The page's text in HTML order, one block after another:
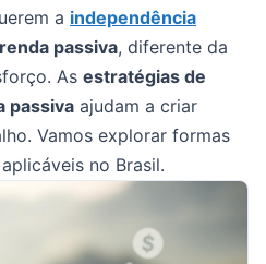
a independência
renda passiva, diferente da
As estratégias de
passiva ajudam a criar
Vamos explorar formas
no Brasil.